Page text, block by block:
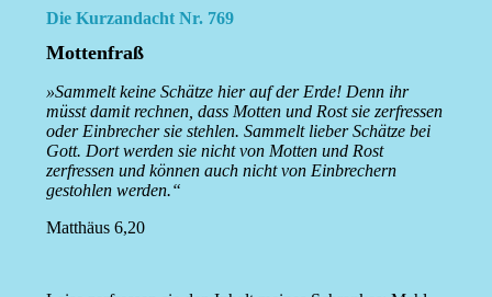
Die Kurzandacht Nr. 769
Mottenfraß
»Sammelt keine Schätze hier auf der Erde! Denn ihr
müsst damit rechnen, dass Motten und Rost sie zerfressen
oder Einbrecher sie stehlen. Sammelt lieber Schätze bei
Gott. Dort werden sie nicht von Motten und Rost
zerfressen und können auch nicht von Einbrechern
gestohlen werden.“
Matthäus 6,20